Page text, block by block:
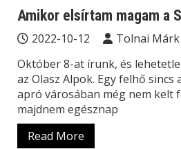
Amikor elsírtam magam a
2022-10-12 Tolnai Márk
Október 8-at írunk, és
az Olasz Alpok. Egy felhő sincs
apró városában még nem kelt
majdnem egésznap
Read More